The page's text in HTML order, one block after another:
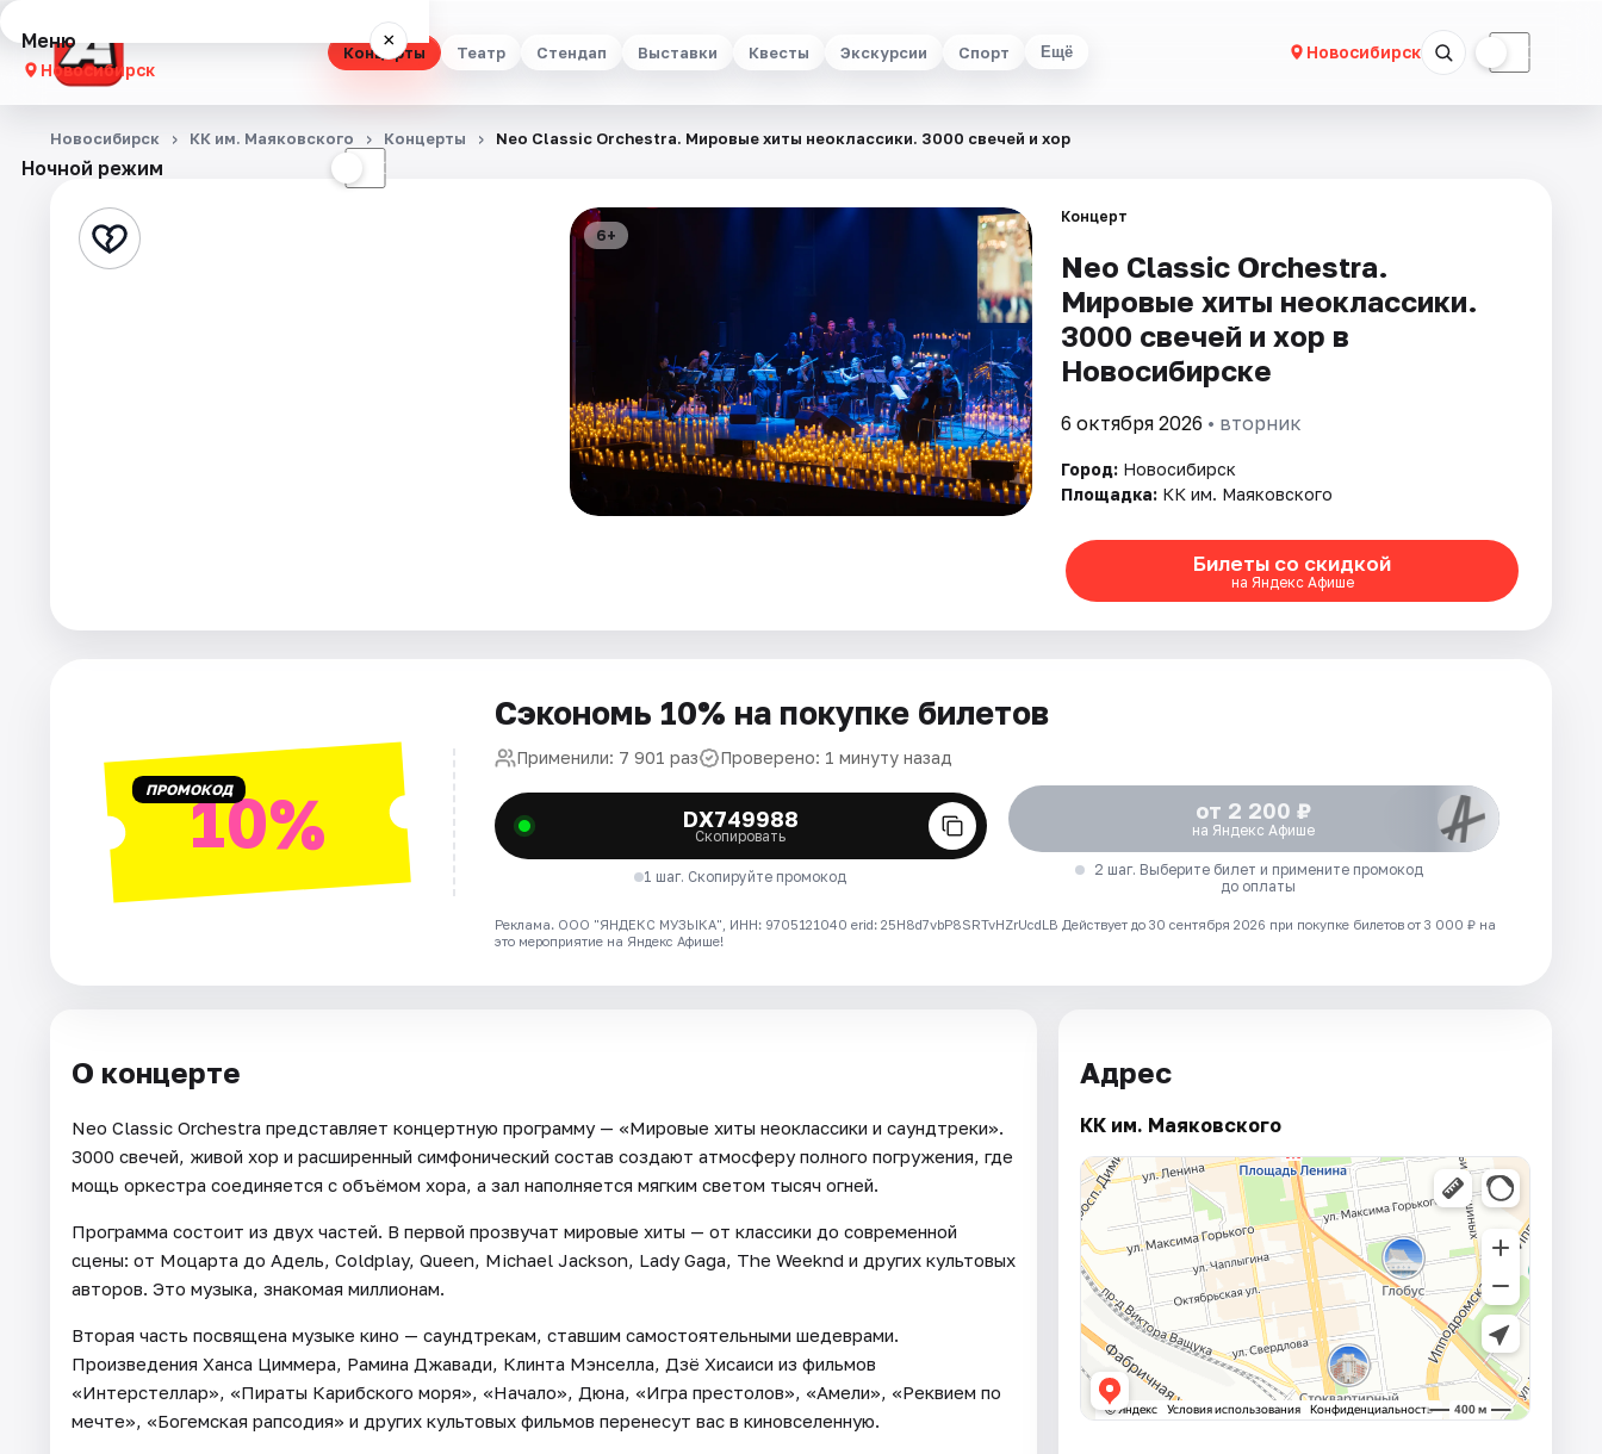
Концерты Театр Стендап Выставки Квесты Экскурсии Спорт Ещё Новосибирск ☾
Меню ×
Новосибирск
Концерты
Стендап
Рейтинги
Ночной режим ☾
Новосибирск КК им. Маяковского Концерты Neo Classic Orchestra. Мировые хиты неоклассики. 3000 свечей и хор
6+
Концерт
Neo Classic Orchestra.
Мировые хиты неоклассики.
3000 свечей и хор в
Новосибирске
6 октября 2026 • вторник
Город: Новосибирск
Площадка: КК им. Маяковского
Билеты со скидкой
на Яндекс Афише
ПРОМОКОД10%
Сэкономь 10% на покупке билетов
Применили: 7 901 раз Проверено: 1 минуту назад
DX749988
Скопировать
1 шаг. Скопируйте промокод
от 2 200 ₽
на Яндекс Афише
2 шаг. Выберите билет и примените промокод
до оплаты
Реклама. ООО "ЯНДЕКС МУЗЫКА", ИНН: 9705121040 erid: 25H8d7vbP8SRTvHZrUcdLB Действует до 30 сентября 2026 при покупке билетов от 3 000 ₽ на
это мероприятие на Яндекс Афише!
О концерте
Neo Classic Orchestra представляет концертную программу — «Мировые хиты неоклассики и саундтреки».
3000 свечей, живой хор и расширенный симфонический состав создают атмосферу полного погружения, где
мощь оркестра соединяется с объёмом хора, а зал наполняется мягким светом тысяч огней.
Программа состоит из двух частей. В первой прозвучат мировые хиты — от классики до современной
сцены: от Моцарта до Адель, Coldplay, Queen, Michael Jackson, Lady Gaga, The Weeknd и других культовых
авторов. Это музыка, знакомая миллионам.
Вторая часть посвящена музыке кино — саундтрекам, ставшим самостоятельными шедеврами.
Произведения Ханса Циммера, Рамина Джавади, Клинта Мэнселла, Дзё Хисаиси из фильмов
«Интерстеллар», «Пираты Карибского моря», «Начало», Дюна, «Игра престолов», «Амели», «Реквием по
мечте», «Богемская рапсодия» и других культовых фильмов перенесут вас в киновселенную.
Адрес
КК им. Маяковского